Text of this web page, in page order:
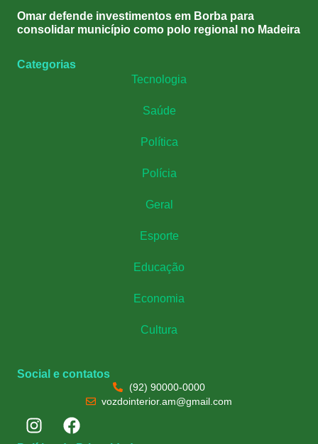
Omar defende investimentos em Borba para
consolidar município como polo regional no Madeira
Categorias
Tecnologia
Saúde
Política
Polícia
Geral
Esporte
Educação
Economia
Cultura
Social e contatos
(92) 90000-0000
vozdointerior.am@gmail.com